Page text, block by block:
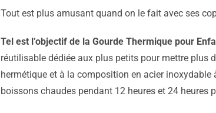
Tout est plus amusant quand on le fait avec ses
Tel est l’objectif de la Gourde Thermique pour
réutilisable dédiée aux plus petits pour mettre plus
hermétique et à la composition en acier
boissons chaudes pendant 12 heures et 24 heures